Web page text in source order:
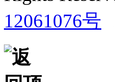
12061076号